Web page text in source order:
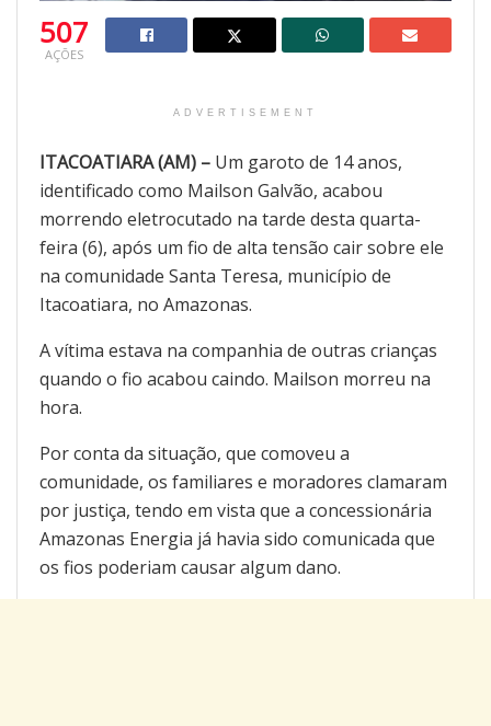
507
AÇÕES
ADVERTISEMENT
ITACOATIARA (AM) – Um garoto de 14 anos,
identificado como Mailson Galvão, acabou
morrendo eletrocutado na tarde desta quarta-
feira (6), após um fio de alta tensão cair sobre ele
na comunidade Santa Teresa, município de
Itacoatiara, no Amazonas.
A vítima estava na companhia de outras crianças
quando o fio acabou caindo. Mailson morreu na
hora.
Por conta da situação, que comoveu a
comunidade, os familiares e moradores clamaram
por justiça, tendo em vista que a concessionária
Amazonas Energia já havia sido comunicada que
os fios poderiam causar algum dano.